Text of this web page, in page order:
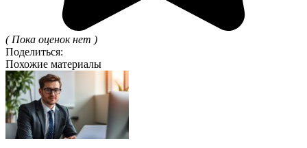
( Пока оценок нет )
Поделиться:
Похожие материалы